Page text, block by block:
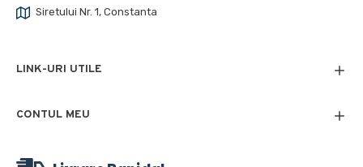
Siretului Nr. 1, Constanta
LINK-URI UTILE
CONTUL MEU